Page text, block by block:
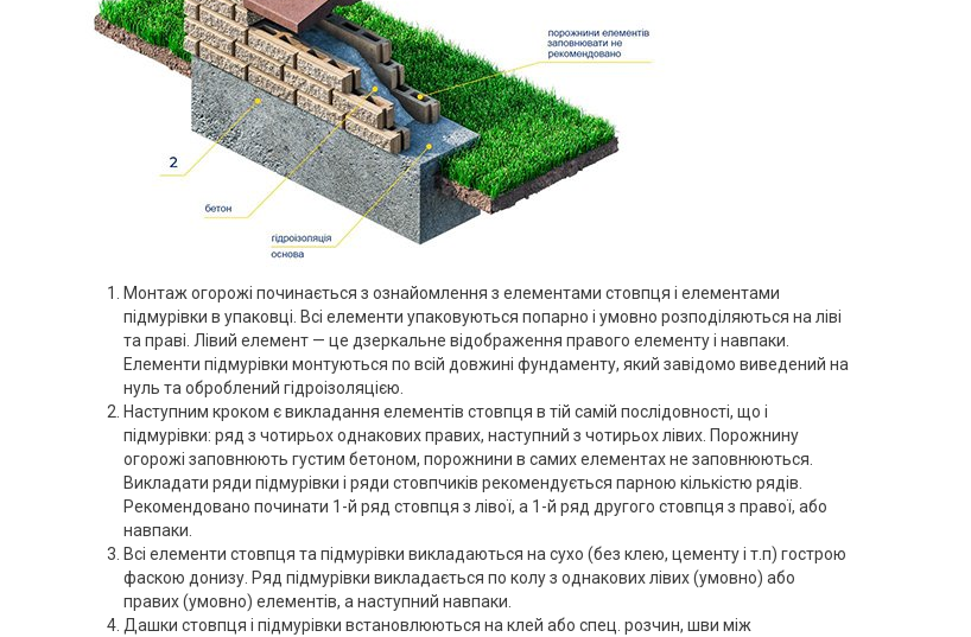
Монтаж огорожі починається з ознайомлення з елементами стовпця і елементами
підмурівки в упаковці. Всі елементи упаковуються попарно і умовно розподіляються на ліві
та праві. Лівий елемент — це дзеркальне відображення правого елементу і навпаки.
Елементи підмурівки монтуються по всій довжині фундаменту, який завідомо виведений на
нуль та оброблений гідроізоляцією.
Наступним кроком є викладання елементів стовпця в тій самій послідовності, що і
підмурівки: ряд з чотирьох однакових правих, наступний з чотирьох лівих. Порожнину
огорожі заповнюють густим бетоном, порожнини в самих елементах не заповнюються.
Викладати ряди підмурівки і ряди стовпчиків рекомендується парною кількістю рядів.
Рекомендовано починати 1-й ряд стовпця з лівої, а 1-й ряд другого стовпця з правої, або
навпаки.
Всі елементи стовпця та підмурівки викладаються на сухо (без клею, цементу і т.п) гострою
фаскою донизу. Ряд підмурівки викладається по колу з однакових лівих (умовно) або
правих (умовно) елементів, а наступний навпаки.
Дашки стовпця і підмурівки встановлюються на клей або спец. розчин, шви між